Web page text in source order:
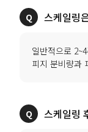
스케일링
일반적으로
피지 분비량과
스케일링